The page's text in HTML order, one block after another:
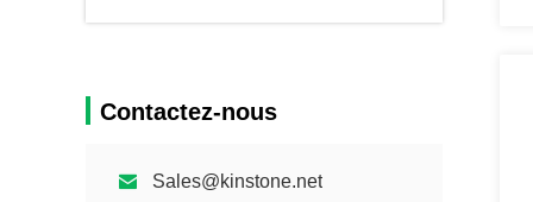
Contactez-nous
Sales@kinstone.net